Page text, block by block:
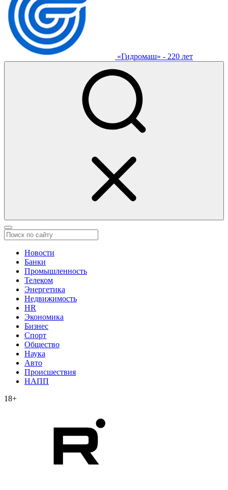
«Гидромаш» - 220 лет
Новости
Банки
Промышленность
Телеком
Энергетика
Недвижимость
HR
Экономика
Бизнес
Спорт
Общество
Наука
Авто
Происшествия
НАПП
18+